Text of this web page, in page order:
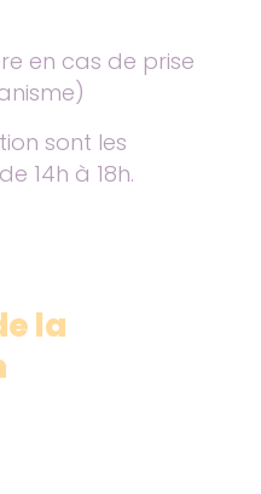
en cas de prise
sont les
14h à 18h.
la